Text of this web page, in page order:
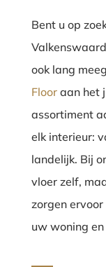
Bent u op
ook lang
Flooraan het
assortiment
elk interieur:
landelijk. Bij
vloer zelf,
zorgen
uw woning